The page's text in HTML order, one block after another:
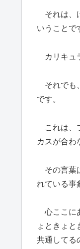
それは、
いうことで
カリキュ
それでも
です。
これは、
カスが合わ
その言葉
れている事
心ここに
ょときょと
共通してる